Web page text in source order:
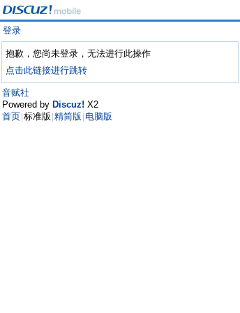
登录
抱歉，您尚未登录，无法进行此操作
点击此链接进行跳转
音赋社
Powered by Discuz! X2
首页 标准版 精简版 电脑版